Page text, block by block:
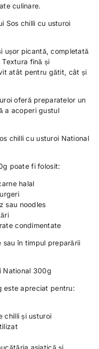
culinare.
Sos chilli cu usturoi
ușor picantă, completată
fină și
atât pentru gătit, cât și
oferă preparatelor un
a acoperi gustul
chilli cu usturoi National
poate fi folosit:
halal
sau noodles
condimentate
în timpul preparării
National 300g
este apreciat pentru:
chilli și usturoi
asiatică și